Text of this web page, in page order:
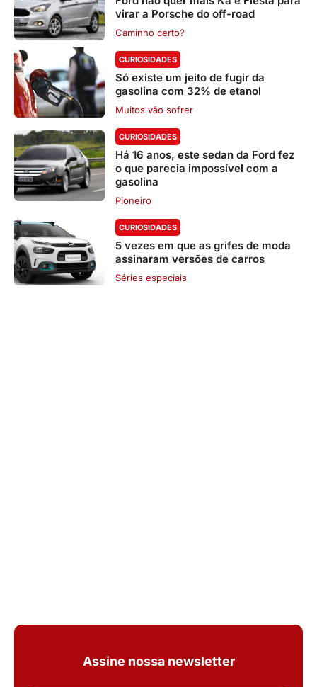
virar a Porsche do off-road
Caminho certo?
CURIOSIDADES
Só existe um jeito de fugir da
gasolina com 32% de etanol
Muitos vão sofrer
CURIOSIDADES
Há 16 anos, este sedan da Ford fez
o que parecia impossível com a
gasolina
Pioneiro
CURIOSIDADES
5 vezes em que as grifes de moda
assinaram versões de carros
Séries especiais
Assine nossa newsletter